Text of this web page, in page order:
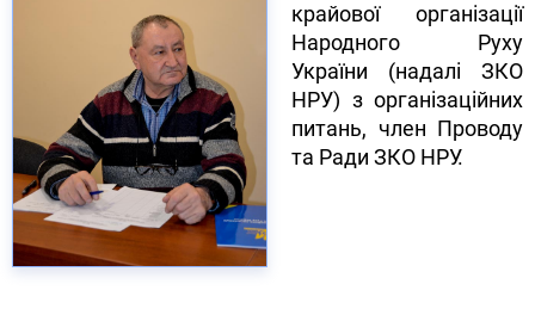
крайової організації
Народного Руху
України (надалі ЗКО
НРУ) з організаційних
питань, член Проводу
та Ради ЗКО НРУ.